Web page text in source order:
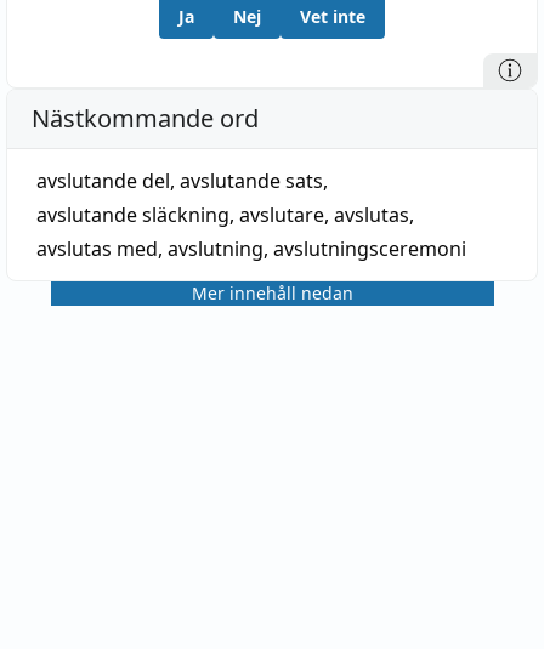
Ja Nej Vet inte
Nästkommande ord
avslutande del, avslutande sats,
avslutande släckning, avslutare, avslutas,
avslutas med, avslutning, avslutningsceremoni
Mer innehåll nedan